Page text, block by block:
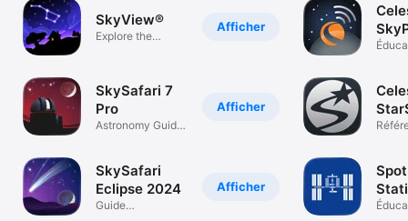
Afficher
SkyView®
Explore the
Afficher
SkySafari 7
Pro
Astronomy Guide
Afficher
SkySafari
Eclipse 2024
Guide